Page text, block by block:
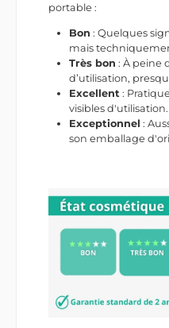
portable :
Bon : Quelques
mais
Très bon : À peine
d’utilisation,
Excellent :
visibles d'utilisation.
Exceptionnel :
son emballage